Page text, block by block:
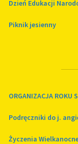
Dzień Edukacji
Piknik jesienny
ORGANIZACJA ROKU
Podręczniki do j.
Życzenia